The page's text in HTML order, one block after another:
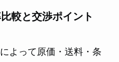
較と交渉ポイント
よって原価・送料・条